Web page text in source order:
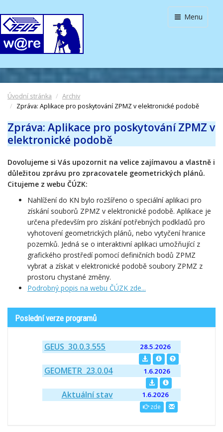
Menu
Úvodní stránka
Archiv
Zpráva: Aplikace pro poskytování ZPMZ v elektronické podobě
Zpráva: Aplikace pro poskytování ZPMZ v
elektronické podobě
Dovolujeme si Vás upozornit na velice zajímavou a vlastně i
důležitou zprávu pro zpracovatele geometrických plánů.
Citujeme z webu ČÚZK:
Nahlížení do KN bylo rozšířeno o speciální aplikaci pro
získání souborů ZPMZ v elektronické podobě. Aplikace je
určena především pro získání potřebných podkladů pro
vyhotovení geometrických plánů, nebo vytyčení hranice
pozemků. Jedná se o interaktivní aplikaci umožňující z
grafického prostředí pomocí definičních bodů ZPMZ
vybrat a získat v elektronické podobě soubory ZPMZ z
prostoru chystané změny.
Podrobný popis na webu ČÚZK zde...
Poslední verze programů
GEUS 30.0.3.555 28.5.2026
GEOMETR 23.0.04 1.6.2026
Aktuální stav 1.6.2026
zde